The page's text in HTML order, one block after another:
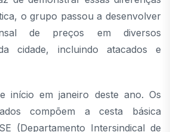
o grupo passou a desenvolver
de preços em diversos
cidade, incluindo atacados e
início em janeiro deste ano. Os
compõem a cesta básica
(Departamento Intersindical de